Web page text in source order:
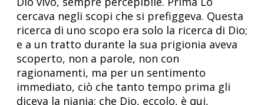
cercava negli scopi che si prefiggeva. Questa
ricerca di uno scopo era solo la ricerca di Dio;
e a un tratto durante la sua prigionia aveva
scoperto, non a parole, non con
ragionamenti, ma per un sentimento
immediato, ciò che tanto tempo prima gli
diceva la njanja: che Dio, eccolo, è qui,